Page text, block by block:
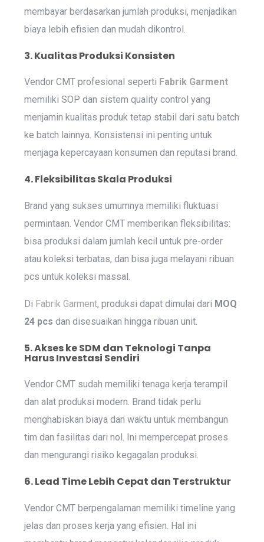
membayar berdasarkan jumlah produksi, menjadikan
biaya lebih efisien dan mudah dikontrol.
3. Kualitas Produksi Konsisten
Vendor CMT profesional seperti Fabrik Garment
memiliki SOP dan sistem quality control yang
menjamin kualitas produk tetap stabil dari satu batch
ke batch lainnya. Konsistensi ini penting untuk
menjaga kepercayaan konsumen dan reputasi brand.
4. Fleksibilitas Skala Produksi
Brand yang sukses umumnya memiliki fluktuasi
permintaan. Vendor CMT memberikan fleksibilitas:
bisa produksi dalam jumlah kecil untuk pre-order
atau koleksi terbatas, dan bisa juga melayani ribuan
pcs untuk koleksi massal.
Di Fabrik Garment, produksi dapat dimulai dari MOQ
24 pcs dan disesuaikan hingga ribuan unit.
5. Akses ke SDM dan Teknologi Tanpa
Harus Investasi Sendiri
Vendor CMT sudah memiliki tenaga kerja terampil
dan alat produksi modern. Brand tidak perlu
menghabiskan biaya dan waktu untuk membangun
tim dan fasilitas dari nol. Ini mempercepat proses
dan mengurangi risiko kegagalan produksi.
6. Lead Time Lebih Cepat dan Terstruktur
Vendor CMT berpengalaman memiliki timeline yang
jelas dan proses kerja yang efisien. Hal ini